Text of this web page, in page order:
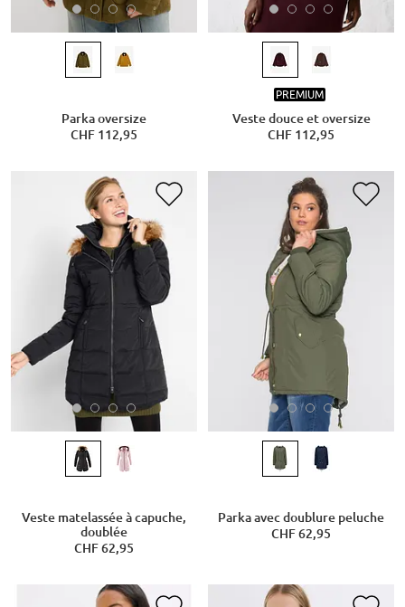
Parka oversize
CHF 112,95
PREMIUM
Veste douce et oversize
CHF 112,95
Veste matelassée à capuche,
doublée
CHF 62,95
Parka avec doublure peluche
CHF 62,95